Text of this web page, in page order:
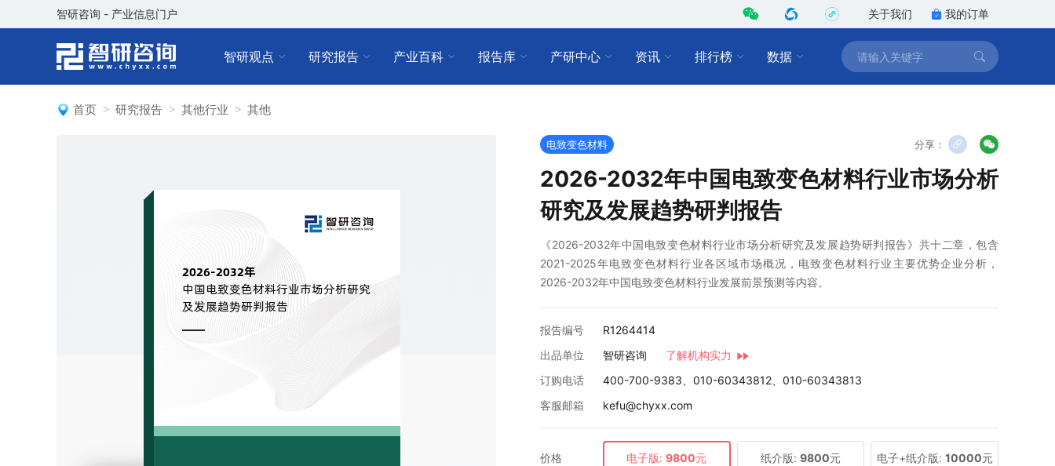
智研咨询 - 产业信息门户 关于我们 我的订单
智研观点 研究报告 产业百科 报告库 产研中心 资讯 排行榜 数据
首页 研究报告 其他行业 其他
电致变色材料 分享：
2026-2032年中国电致变色材料行业市场分析
研究及发展趋势研判报告
《2026-2032年中国电致变色材料行业市场分析研究及发展趋势研判报告》共十二章，包含
2021-2025年电致变色材料行业各区域市场概况，电致变色材料行业主要优势企业分析，
2026-2032年中国电致变色材料行业发展前景预测等内容。
报告编号
R1264414
出品单位
智研咨询
了解机构实力
订购电话
400-700-9383、010-60343812、010-60343813
客服邮箱
kefu@chyxx.com
价格 电子版: 9800元 纸介版: 9800元 电子+纸介版: 10000元